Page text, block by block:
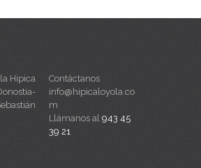
Hipica
Contáctanos
info@hipicaloyola.co
m
Llámanos al 943 45
39 21